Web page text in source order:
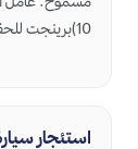
استئجار